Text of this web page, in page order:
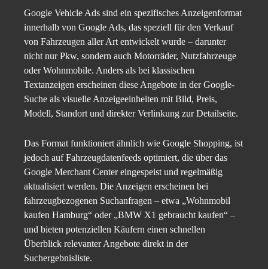
Google Vehicle Ads sind ein spezifisches Anzeigenformat
innerhalb von Google Ads, das speziell für den Verkauf
von Fahrzeugen aller Art entwickelt wurde – darunter
nicht nur Pkw, sondern auch Motorräder, Nutzfahrzeuge
oder Wohnmobile. Anders als bei klassischen
Textanzeigen erscheinen diese Angebote in der Google-
Suche als visuelle Anzeigeeinheiten mit Bild, Preis,
Modell, Standort und direkter Verlinkung zur Detailseite.
Das Format funktioniert ähnlich wie Google Shopping, ist
jedoch auf Fahrzeugdatenfeeds optimiert, die über das
Google Merchant Center eingespeist und regelmäßig
aktualisiert werden. Die Anzeigen erscheinen bei
fahrzeugbezogenen Suchanfragen – etwa „Wohnmobil
kaufen Hamburg“ oder „BMW X1 gebraucht kaufen“ –
und bieten potenziellen Käufern einen schnellen
Überblick relevanter Angebote direkt in der
Suchergebnisliste.